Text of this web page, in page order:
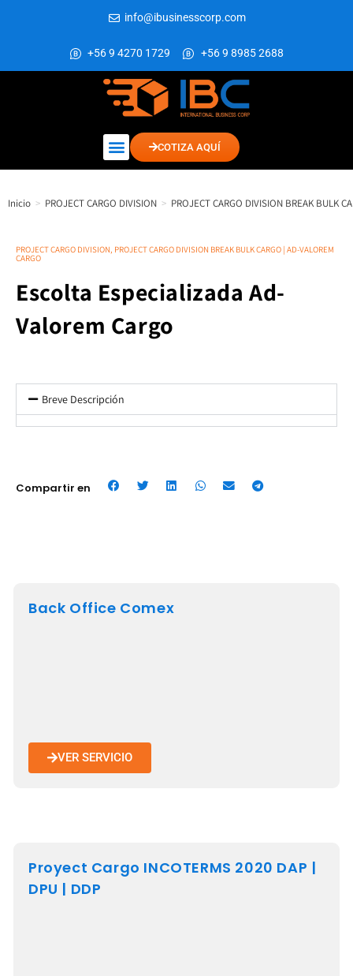
info@ibusinesscorp.com
+56 9 4270 1729 +56 9 8985 2688
COTIZA AQUÍ
Inicio > PROJECT CARGO DIVISION > PROJECT CARGO DIVISION BREAK BULK
PROJECT CARGO DIVISION PROJECT CARGO DIVISION BREAK BULK CARGO | AD-VALOREM
CARGO
Escolta Especializada Ad-
Valorem Cargo
Breve Descripción
Compartir en
Back Office Comex
VER SERVICIO
Proyect Cargo INCOTERMS 2020 DAP |
DPU | DDP